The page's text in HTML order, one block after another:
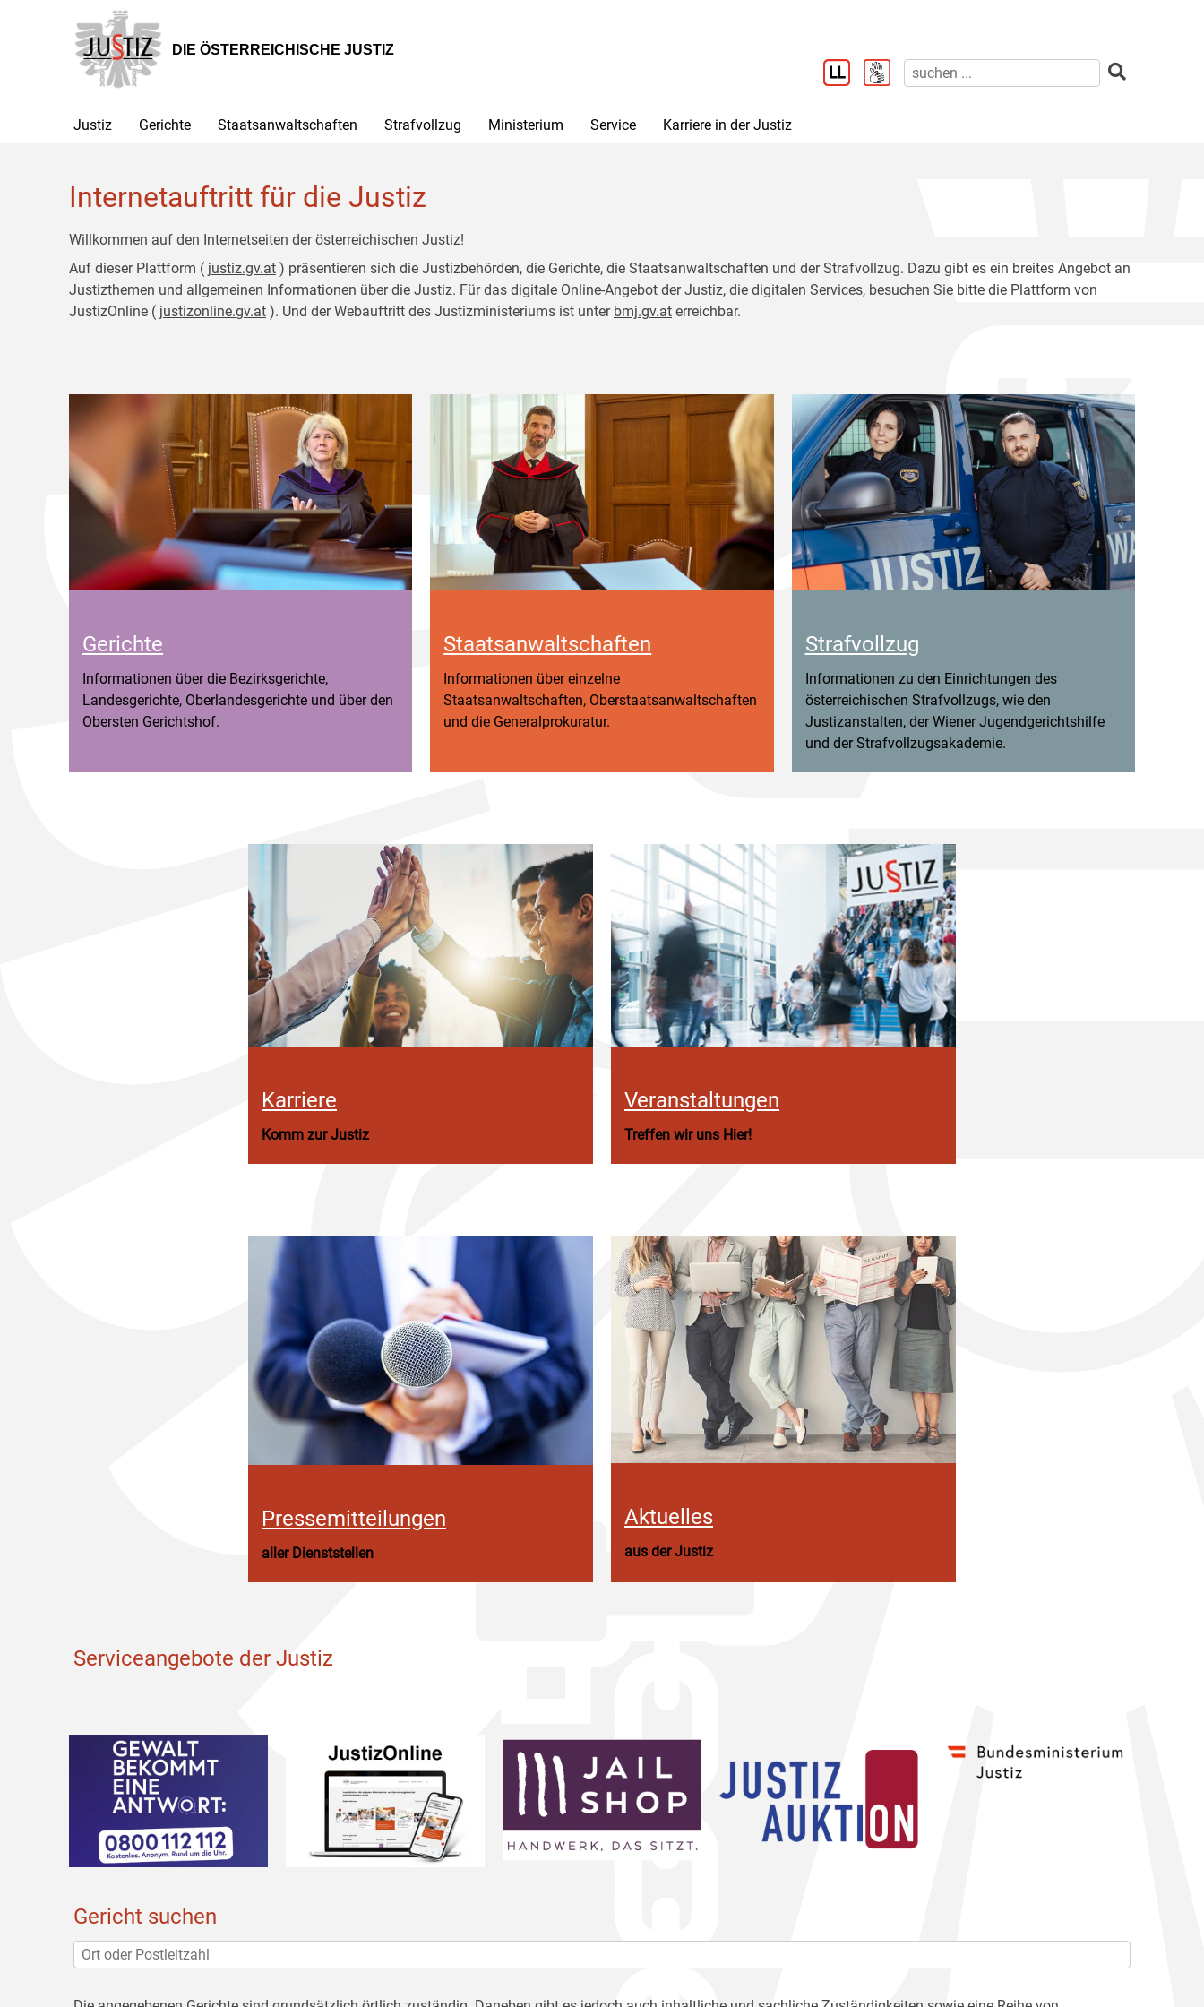
Hauptnavigation
[1]
Inhalt
[2]
DIE ÖSTERREICHISCHE JUSTIZ
Justiz Gerichte Staatsanwaltschaften Strafvollzug Ministerium Service Karriere in der Justiz
Internetauftritt für die Justiz
Willkommen auf den Internetseiten der österreichischen Justiz!
Auf dieser Plattform ( justiz.gv.at ) präsentieren sich die Justizbehörden, die Gerichte, die Staatsanwaltschaften und der Strafvollzug. Dazu gibt es ein breites Angebot an
Justizthemen und allgemeinen Informationen über die Justiz. Für das digitale Online-Angebot der Justiz, die digitalen Services, besuchen Sie bitte die Plattform von
JustizOnline ( justizonline.gv.at ). Und der Webauftritt des Justizministeriums ist unter bmj.gv.at erreichbar.
Gerichte
Informationen über die Bezirksgerichte,
Landesgerichte, Oberlandesgerichte und über den
Obersten Gerichtshof.
Staatsanwaltschaften
Informationen über einzelne
Staatsanwaltschaften, Oberstaatsanwaltschaften
und die Generalprokuratur.
Strafvollzug
Informationen zu den Einrichtungen des
österreichischen Strafvollzugs, wie den
Justizanstalten, der Wiener Jugendgerichtshilfe
und der Strafvollzugsakademie.
Karriere
Komm zur Justiz
Veranstaltungen
Treffen wir uns Hier!
Pressemitteilungen
aller Dienststellen
Aktuelles
aus der Justiz
Serviceangebote der Justiz
Gericht suchen